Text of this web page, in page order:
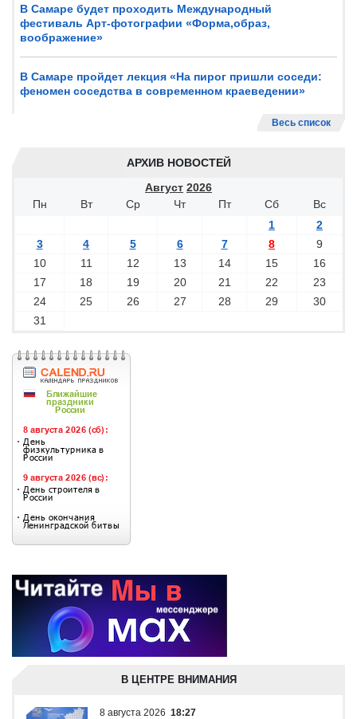
В Самаре будет проходить Международный
фестиваль Арт-фотографии «Форма,образ,
воображение»
В Самаре пройдет лекция «На пирог пришли соседи:
феномен соседства в современном краеведении»
Весь список
АРХИВ НОВОСТЕЙ
Август 2026
Пн
Вт Ср Чт Пт Сб
Вс
1
2
3
4 5 6 7 8
9
10
11 12 13 14 15
16
17
18 19 20 21 22
23
24
25 26 27 28 29
30
31
В ЦЕНТРЕ ВНИМАНИЯ
8 августа 2026 18:27